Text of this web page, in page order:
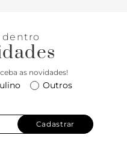
dentro
as novidades!
Outros
Cadastrar